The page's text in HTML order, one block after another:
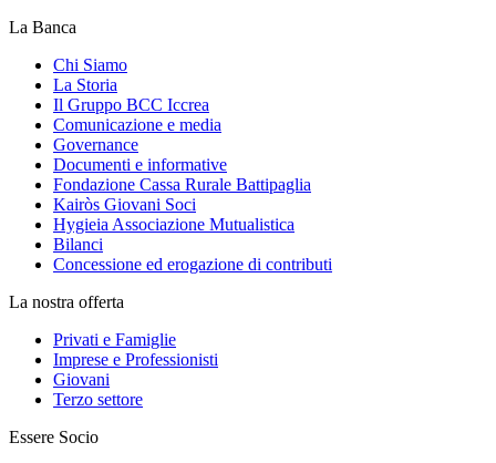
La Banca
Chi Siamo
La Storia
Il Gruppo BCC Iccrea
Comunicazione e media
Governance
Documenti e informative
Fondazione Cassa Rurale Battipaglia
Kairòs Giovani Soci
Hygieia Associazione Mutualistica
Bilanci
Concessione ed erogazione di contributi
La nostra offerta
Privati e Famiglie
Imprese e Professionisti
Giovani
Terzo settore
Essere Socio